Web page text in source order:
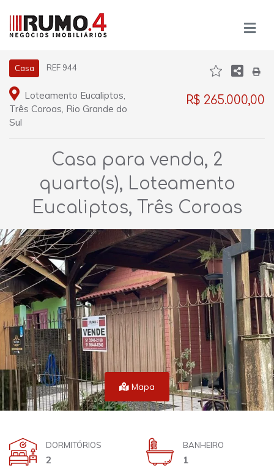
Casa REF 944
Loteamento Eucaliptos,
Três Coroas, Rio Grande do
Sul
R$ 265.000,00
Casa para venda, 2
quarto(s), Loteamento
Eucaliptos, Três Coroas
Mapa
DORMITÓRIOS
2
BANHEIRO
1